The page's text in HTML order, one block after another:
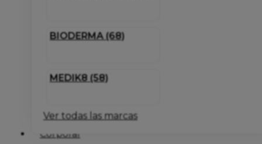
BIODERMA (68)
MEDIK8 (58)
Ver todas las marcas
Corporal